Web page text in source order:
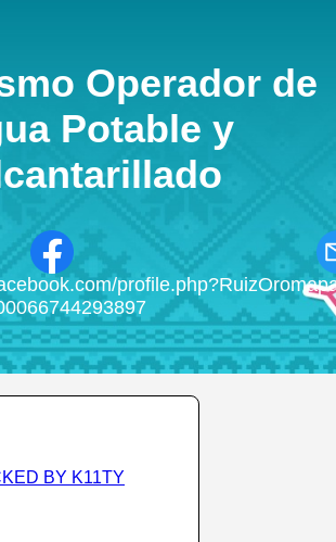
Operador de
Potable y
profile.php?